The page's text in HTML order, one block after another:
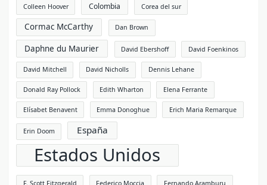
Colleen Hoover Colombia Corea del sur
Cormac McCarthy Dan Brown
Daphne du Maurier David Ebershoff David Foenkinos
David Mitchell David Nicholls Dennis Lehane
Donald Ray Pollock Edith Wharton Elena Ferrante
Elísabet Benavent Emma Donoghue Erich Maria Remarque
Erin Doom España
Estados Unidos
F. Scott Fitzgerald Federico Moccia Fernando Aramburu